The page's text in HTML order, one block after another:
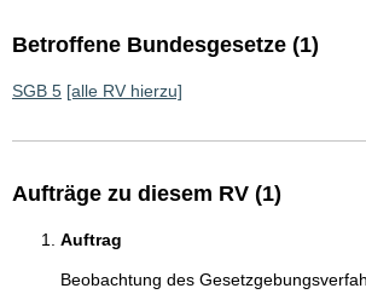
Betroffene Bundesgesetze (1)
SGB 5 [alle RV hierzu]
Aufträge zu diesem RV (1)
Auftrag
Beobachtung des